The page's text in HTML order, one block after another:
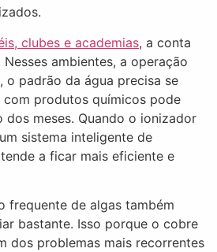
clubes e academias, a conta
ambientes, a operação
o padrão da água precisa se
produtos químicos pode
meses. Quando o ionizador
sistema inteligente de
a ficar mais eficiente e
frequente de algas também
bastante. Isso porque o cobre
dos problemas mais recorrentes